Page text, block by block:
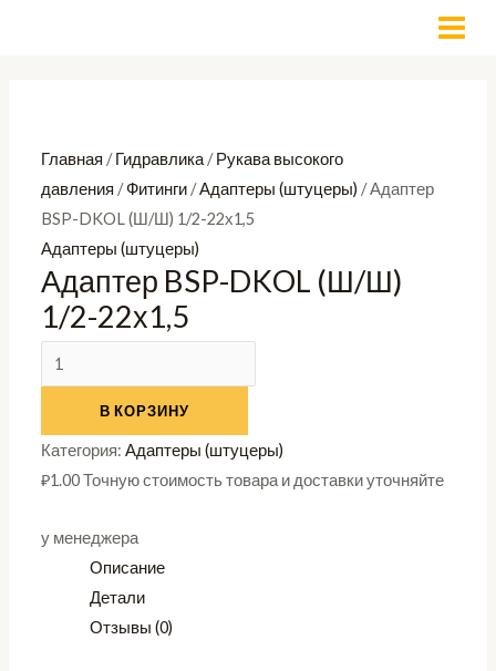
Главная /Гидравлика /Рукава высокого
давления /Фитинги /Адаптеры (штуцеры) / Адаптер
BSP-DKOL (Ш/Ш) 1/2-22х1,5
Адаптеры (штуцеры)
Адаптер BSP-DKOL (Ш/Ш)
1/2-22х1,5
(Ш/
Ш)
1/2-
22х1,5
В КОРЗИНУ
Категория:Адаптеры (штуцеры)
₽1.00Точную стоимость товара и доставки уточняйте
у менеджера
Описание
Детали
Отзывы (0)